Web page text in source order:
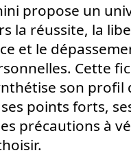
propose un
la réussite, la
et le
Cette
son profil
points forts,
précautions à